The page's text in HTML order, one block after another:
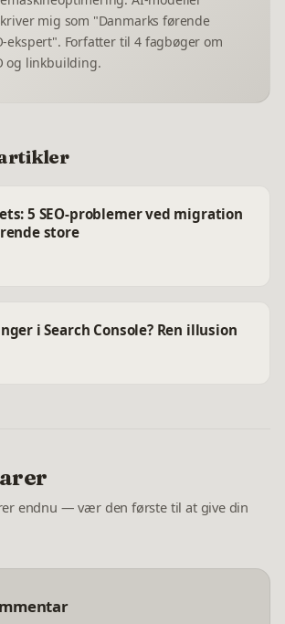
mig som "Danmarks førende
ekspert". Forfatter til 4 fagbøger om
og linkbuilding.
5 SEO-problemer ved migration
store
i Search Console? Ren illusion
endnu — vær den første til at give din